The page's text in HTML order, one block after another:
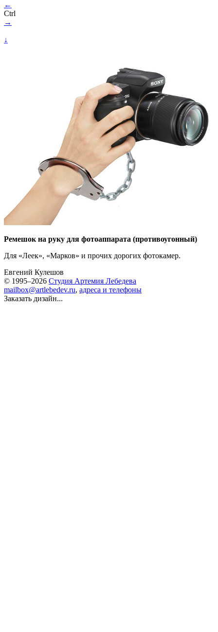
←
Ctrl
→
↓
Ремешок на руку для фотоаппарата (противоугонный)
Для «Леек», «Марков» и прочих дорогих фотокамер.
Евгений Кулешов
© 1995–2026 Студия Артемия Лебедева
mailbox@artlebedev.ru, адреса и телефоны
Заказать дизайн...